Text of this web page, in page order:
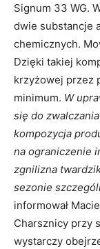
Signum 33 WG.
dwie substancje
chemicznych.
Dzięki takiej
krzyżowej przez
minimum. W
się do
kompozycja
na ograniczenie
zgnilizna
sezonie
informował
Charsznicy przy
wystarczy